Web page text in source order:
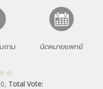
ถาม นัดหมายแพทย์
, Total Vote: